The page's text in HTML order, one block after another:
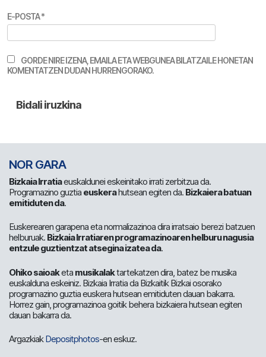
E-POSTA*
GORDE NIRE IZENA, EMAILA ETA WEBGUNEA BILATZAILE HONETAN
KOMENTATZEN DUDAN HURRENGORAKO.
NOR GARA
Bizkaia Irratiaeuskaldunei eskeinitako irrati zerbitzua da.
Programazino guztia euskerahutsean egiten da. Bizkaiera batuan
emitiduten da.
Euskerearen garapena eta normalizazinoa dira irratsaio berezi batzuen
helburuak. Bizkaia Irratiaren programazinoaren helburu nagusia
entzule guztientzat atsegina izatea da.
Ohiko saioaketa musikalaktartekatzen dira, batez be musika
euskalduna eskeiniz. Bizkaia Irratia da Bizkaitik Bizkai osorako
programazino guztia euskera hutsean emitiduten dauan bakarra.
Horrez gain, programazinoa goitik behera bizkaiera hutsean egiten
dauan bakarra da.
ArgazkiakDepositphotos-en eskuz.